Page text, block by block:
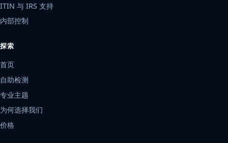
ITIN 与 IRS 支持
内部控制
探索
首页
自助检测
专业主题
为何选择我们
价格